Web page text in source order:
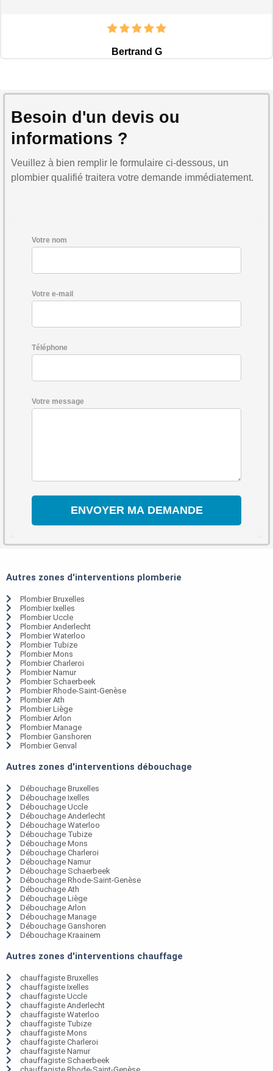
Bertrand G
Besoin d'un devis ou
informations ?
Veuillez à bien remplir le formulaire ci-dessous, un
plombier qualifié traitera votre demande immédiatement.
Votre nom
Votre e-mail
Téléphone
Votre message
Autres zones d'interventions plomberie
Plombier Bruxelles
Plombier Ixelles
Plombier Uccle
Plombier Anderlecht
Plombier Waterloo
Plombier Tubize
Plombier Mons
Plombier Charleroi
Plombier Namur
Plombier Schaerbeek
Plombier Rhode-Saint-Genèse
Plombier Ath
Plombier Liège
Plombier Arlon
Plombier Manage
Plombier Ganshoren
Plombier Genval
Autres zones d'interventions débouchage
Débouchage Bruxelles
Débouchage Ixelles
Débouchage Uccle
Débouchage Anderlecht
Débouchage Waterloo
Débouchage Tubize
Débouchage Mons
Débouchage Charleroi
Débouchage Namur
Débouchage Schaerbeek
Débouchage Rhode-Saint-Genèse
Débouchage Ath
Débouchage Liège
Débouchage Arlon
Débouchage Manage
Débouchage Ganshoren
Débouchage Kraainem
Autres zones d'interventions chauffage
chauffagiste Bruxelles
chauffagiste Ixelles
chauffagiste Uccle
chauffagiste Anderlecht
chauffagiste Waterloo
chauffagiste Tubize
chauffagiste Mons
chauffagiste Charleroi
chauffagiste Namur
chauffagiste Schaerbeek